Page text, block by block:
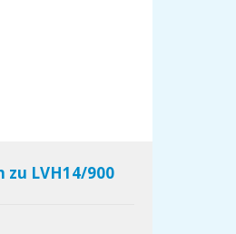
LVH14/900